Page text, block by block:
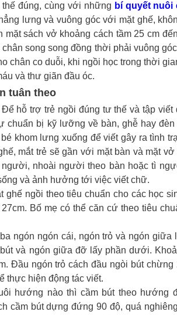
đúng, cùng với những bí quyết nuôi
lưng và vuông góc với mặt ghế,
sách vở khoảng cách tầm 25 cm
song song đồng thời phải vuông
chân co duỗi, khi ngồi học trong thời
và thư giãn đầu óc.
tuân theo
Để hỗ trợ trẻ ngồi đúng tư thế và tập viết
chuẩn bị kỹ lưỡng về bàn, ghễ hay đèn
khom lưng xuống để viết gây ra tình
mắt trẻ sẽ gần với mặt bàn và mặt
nhoài người theo bàn hoặc tì
và ảnh hưởng tới việc viết chữ.
ghế ngồi theo tiêu chuẩn cho các học
Bố mẹ có thể căn cứ theo tiêu
ngón ngón cái, ngón trỏ và ngón giữa
và ngón giữa đỡ lấy phần dưới.
Đầu ngón trỏ cách đầu ngòi bút chừng
thực hiện động tác viết.
hướng nào thì cầm bút theo hướng
cầm bút dựng đứng 90 độ, quá